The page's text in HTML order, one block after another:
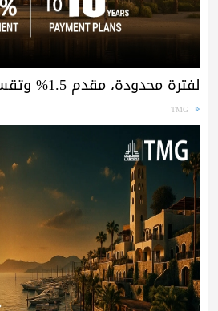
لفترة محدودة، مقدم 1.5% وتقسيط حتى 15 سنة
TMG